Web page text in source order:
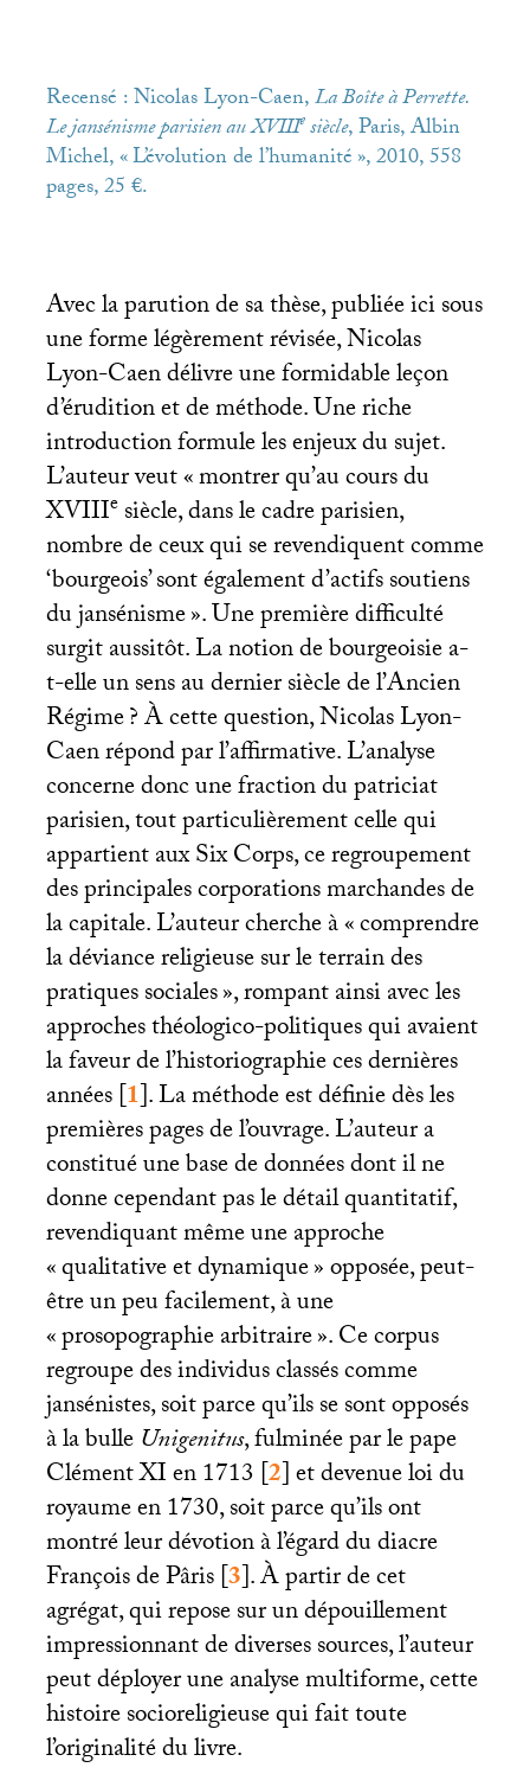
Recensé : Nicolas Lyon-Caen,La Boîte à Perrette.
Le jansénisme parisien auXVIIIesiècle, Paris, Albin
Michel, «L’évolution de l’humanité», 2010, 558
pages, 25 €.
Avec la parution de sa thèse, publiée ici sous
une forme légèrement révisée, Nicolas
Lyon-Caen délivre une formidable leçon
d’érudition et de méthode. Une riche
introduction formule les enjeux du sujet.
L’auteur veut «montrer qu’au cours du
XVIIIesiècle, dans le cadre parisien,
nombre de ceux qui se revendiquent comme
‘bourgeois’ sont également d’actifs soutiens
du jansénisme». Une première difficulté
surgit aussitôt. La notion de bourgeoisie a-
t-elle un sens au dernier siècle de l’Ancien
Régime? À cette question, Nicolas Lyon-
Caen répond par l’affirmative. L’analyse
concerne donc une fraction du patriciat
parisien, tout particulièrement celle qui
appartient aux Six Corps, ce regroupement
des principales corporations marchandes de
la capitale. L’auteur cherche à «comprendre
la déviance religieuse sur le terrain des
pratiques sociales», rompant ainsi avec les
approches théologico-politiques qui avaient
la faveur de l’historiographie ces dernières
années[1]. La méthode est définie dès les
premières pages de l’ouvrage. L’auteur a
constitué une base de données dont il ne
donne cependant pas le détail quantitatif,
revendiquant même une approche
«qualitative et dynamique» opposée, peut-
être un peu facilement, à une
«prosopographie arbitraire». Ce corpus
regroupe des individus classés comme
jansénistes, soit parce qu’ils se sont opposés
à la bulleUnigenitus, fulminée par le pape
ClémentXIen 1713[2]et devenue loi du
royaume en 1730, soit parce qu’ils ont
montré leur dévotion à l’égard du diacre
François de Pâris[3]. À partir de cet
agrégat, qui repose sur un dépouillement
impressionnant de diverses sources, l’auteur
peut déployer une analyse multiforme, cette
histoire socioreligieuse qui fait toute
l’originalité du livre.